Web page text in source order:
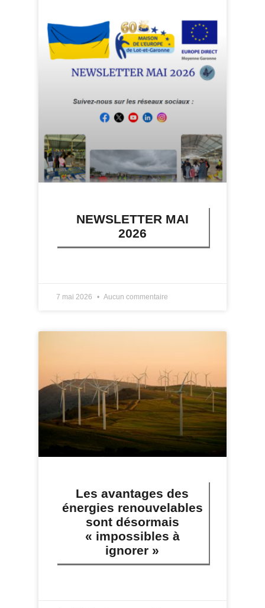
NEWSLETTER MAI
2026
7 mai 2026 Aucun commentaire
Les avantages des
énergies renouvelables
sont désormais
« impossibles à
ignorer »